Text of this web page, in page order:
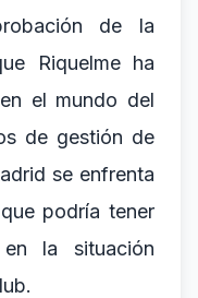
de la
Riquelme ha
el mundo del
de gestión de
se enfrenta
podría tener
la situación